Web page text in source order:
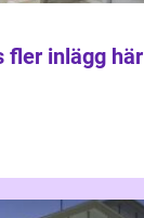
fler inlägg här